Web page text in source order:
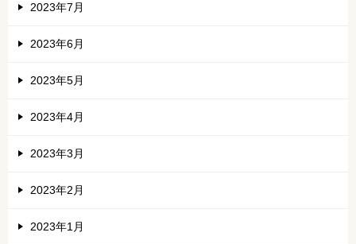
2023年7月
2023年6月
2023年5月
2023年4月
2023年3月
2023年2月
2023年1月